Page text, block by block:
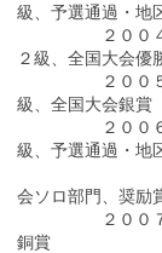
級、予選通過・地
２００４年：
２級、全国大会優
２００５年：
級、全国大会銀賞
２００６年：
級、予選通過・地
ショパン
会ソロ部門、奨励
２００７年：
銅賞